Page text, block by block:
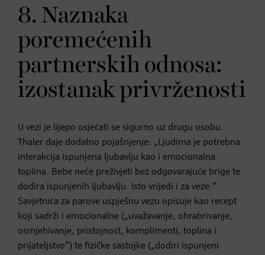
8. Naznaka
poremećenih
partnerskih odnosa:
izostanak privrženosti
U vezi je lijepo osjećati se sigurno uz drugu osobu.
Thaler daje dodatno pojašnjenje: „Ljudima je potrebna
interakcija ispunjena ljubavlju kao i emocionalna
toplina. Bebe neće preživjeti bez odgovarajuće brige te
dodira ispunjenih ljubavlju. Isto vrijedi i za veze.“
Savjetnica za parove uspješnu vezu opisuje kao recept
koji sadrži i emocionalne („uvažavanje, ohrabrivanje,
osmjehivanje, pristojnost, komplimenti, toplina i
prijateljstvo“) te fizičke sastojke („dodiri ispunjeni